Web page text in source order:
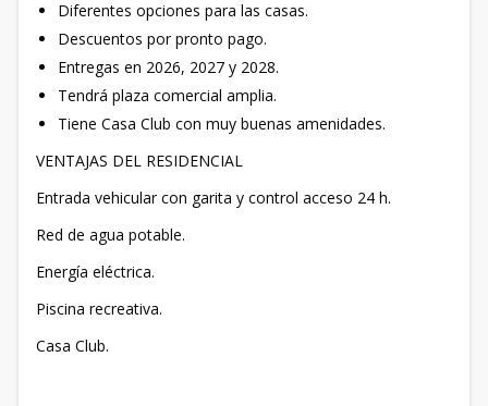
Diferentes opciones para las casas.
Descuentos por pronto pago.
Entregas en 2026, 2027 y 2028.
Tendrá plaza comercial amplia.
Tiene Casa Club con muy buenas amenidades.
VENTAJAS DEL RESIDENCIAL
Entrada vehicular con garita y control acceso 24 h.
Red de agua potable.
Energía eléctrica.
Piscina recreativa.
Casa Club.